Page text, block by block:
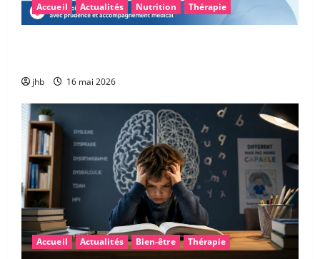
Accueil Actualités Nutrition Thérapie
jhb 16 mai 2026
Accueil Actualités Bien-être Thérapie